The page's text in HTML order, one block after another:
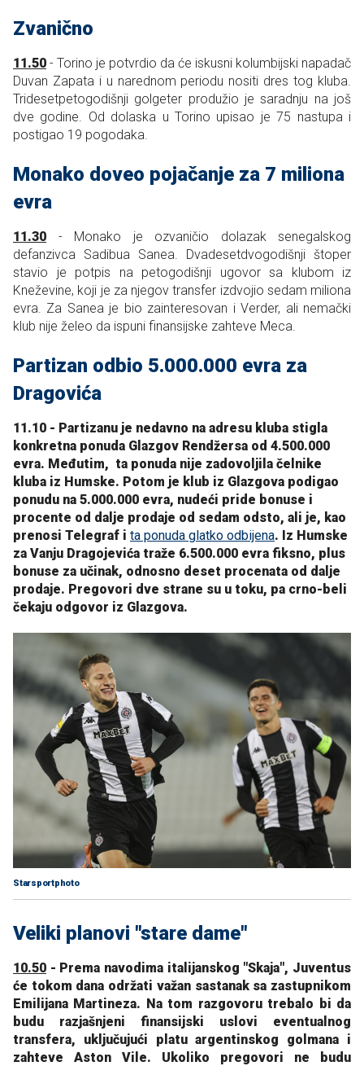
Zvanično
11.50 - Torino je potvrdio da će iskusni kolumbijski napadač
Duvan Zapata i u narednom periodu nositi dres tog kluba.
Tridesetpetogodišnji golgeter produžio je saradnju na još
dve godine. Od dolaska u Torino upisao je 75 nastupa i
postigao 19 pogodaka.
Monako doveo pojačanje za 7 miliona
evra
11.30 - Monako je ozvaničio dolazak senegalskog
defanzivca Sadibua Sanea. Dvadesetdvogodišnji štoper
stavio je potpis na petogodišnji ugovor sa klubom iz
Kneževine, koji je za njegov transfer izdvojio sedam miliona
evra. Za Sanea je bio zainteresovan i Verder, ali nemački
klub nije želeo da ispuni finansijske zahteve Meca.
Partizan odbio 5.000.000 evra za
Dragovića
11.10 - Partizanu je nedavno na adresu kluba stigla
konkretna ponuda Glazgov Rendžersa od 4.500.000
evra. Međutim, ta ponuda nije zadovoljila čelnike
kluba iz Humske. Potom je klub iz Glazgova podigao
ponudu na 5.000.000 evra, nudeći pride bonuse i
procente od dalje prodaje od sedam odsto, ali je, kao
prenosi Telegraf i ta ponuda glatko odbijena. Iz Humske
za Vanju Dragojevića traže 6.500.000 evra fiksno, plus
bonuse za učinak, odnosno deset procenata od dalje
prodaje. Pregovori dve strane su u toku, pa crno-beli
čekaju odgovor iz Glazgova.
Starsportphoto
Veliki planovi "stare dame"
10.50 - Prema navodima italijanskog "Skaja", Juventus
će tokom dana održati važan sastanak sa zastupnikom
Emilijana Martineza. Na tom razgovoru trebalo bi da
budu razjašnjeni finansijski uslovi eventualnog
transfera, uključujući platu argentinskog golmana i
zahteve Aston Vile. Ukoliko pregovori ne budu